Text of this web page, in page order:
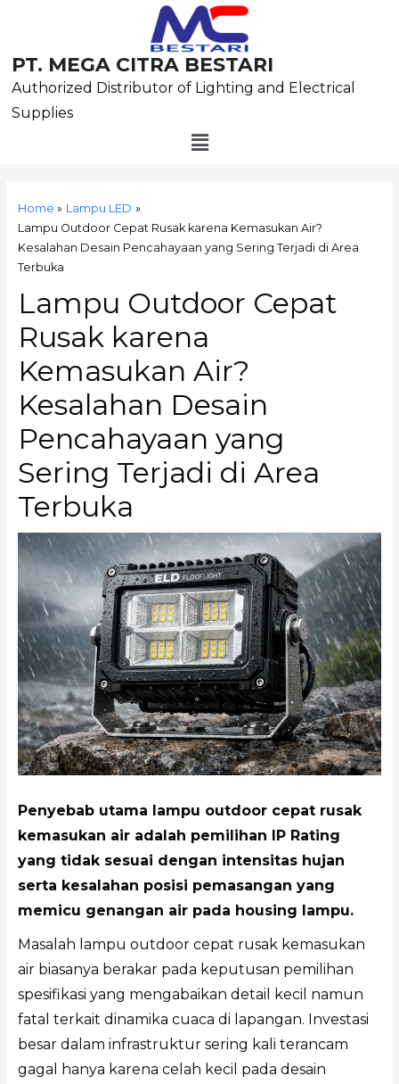
PT. MEGA CITRA BESTARI
Authorized Distributor of Lighting and Electrical
Supplies
Menu
Home
Lampu LED
Lampu Outdoor Cepat Rusak karena Kemasukan Air?
Kesalahan Desain Pencahayaan yang Sering Terjadi di Area
Terbuka
Lampu Outdoor Cepat
Rusak karena
Kemasukan Air?
Kesalahan Desain
Pencahayaan yang
Sering Terjadi di Area
Terbuka
Penyebab utama lampu outdoor cepat rusak
kemasukan air adalah pemilihan IP Rating
yang tidak sesuai dengan intensitas hujan
serta kesalahan posisi pemasangan yang
memicu genangan air pada housing lampu.
Masalah lampu outdoor cepat rusak kemasukan
air biasanya berakar pada keputusan pemilihan
spesifikasi yang mengabaikan detail kecil namun
fatal terkait dinamika cuaca di lapangan. Investasi
besar dalam infrastruktur sering kali terancam
gagal hanya karena celah kecil pada desain